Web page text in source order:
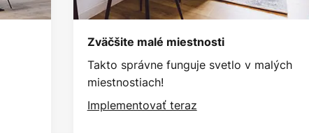
Zväčšite malé miestnosti
Takto správne funguje svetlo v malých
miestnostiach!
Implementovať teraz